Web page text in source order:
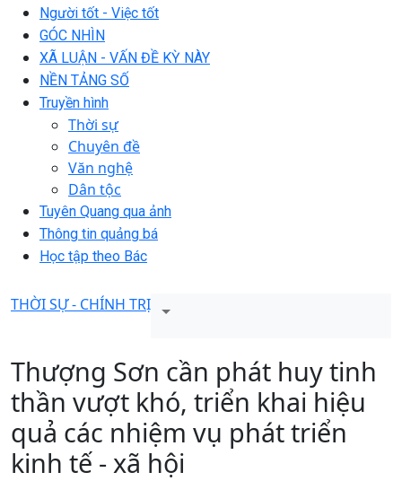
Người tốt - Việc tốt
GÓC NHÌN
XÃ LUẬN - VẤN ĐỀ KỲ NÀY
NỀN TẢNG SỐ
Truyền hình
Thời sự
Chuyên đề
Văn nghệ
Dân tộc
Tuyên Quang qua ảnh
Thông tin quảng bá
Học tập theo Bác
THỜI SỰ - CHÍNH TRỊ
Thượng Sơn cần phát huy tinh
thần vượt khó, triển khai hiệu
quả các nhiệm vụ phát triển
kinh tế - xã hội